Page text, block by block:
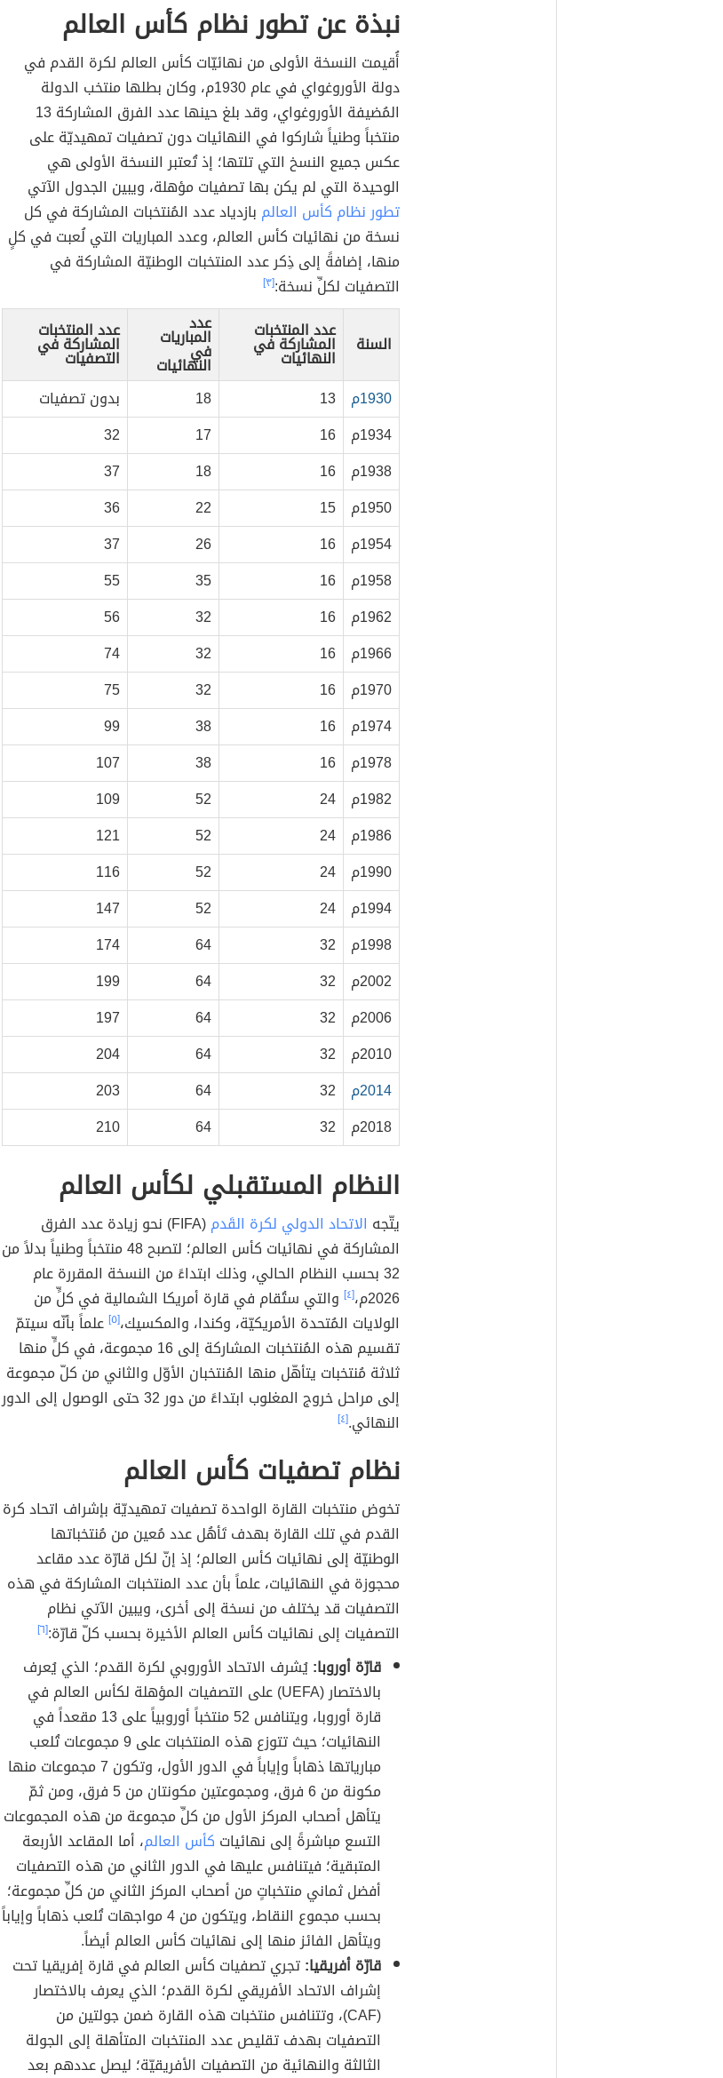
نبذة عن تطور نظام كأس العالم
أُقيمت النسخة الأولى من نهائيّات كأس العالم لكرة القدم في
دولة الأوروغواي في عام 1930م، وكان بطلها منتخب الدولة
المُضيفة الأوروغواي، وقد بلغ حينها عدد الفرق المشاركة 13
منتخباً وطنياً شاركوا في النهائيات دون تصفيات تمهيديّة على
عكس جميع النسخ التي تلتها؛ إذ تُعتبر النسخة الأولى هي
الوحيدة التي لم يكن بها تصفيات مؤهلة، ويبين الجدول الآتي
تطور نظام كأس العالم بازدياد عدد المُنتخبات المشاركة في كل
نسخة من نهائيات كأس العالم، وعدد المباريات التي لُعبت في كلٍ
منها، إضافةً إلى ذِكر عدد المنتخبات الوطنيّة المشاركة في
التصفيات لكلِّ نسخة:[٣]
السنة
عدد المنتخبات
المشاركة في
النهائيات
عدد
المباريات
في
النهائيات
عدد المنتخبات
المشاركة في
التصفيات
1930م
13
18
بدون تصفيات
1934م
16
17
32
1938م
16
18
37
1950م
15
22
36
1954م
16
26
37
1958م
16
35
55
1962م
16
32
56
1966م
16
32
74
1970م
16
32
75
1974م
16
38
99
1978م
16
38
107
1982م
24
52
109
1986م
24
52
121
1990م
24
52
116
1994م
24
52
147
1998م
32
64
174
2002م
32
64
199
2006م
32
64
197
2010م
32
64
204
2014م
32
64
203
2018م
32
64
210
النظام المستقبلي لكأس العالم
يتّجه الاتحاد الدولي لكرة القَدم
(FIFA) نحو زيادة عدد الفرق
المشاركة في نهائيات كأس العالم؛ لتصبح 48 منتخباً وطنياً بدلاً من
32 بحسب النظام الحالي، وذلك ابتداءً من النسخة المقررة عام
2026م،
[٤]
والتي ستُقام في قارة أمريكا الشمالية في كلٍّ من
الولايات المُتحدة الأمريكيّة، وكندا، والمكسيك،[٥]
علماً بأنّه سيتمّ
تقسيم هذه المُنتخبات المشاركة إلى 16 مجموعة، في كلٍّ منها
ثلاثة مُنتخبات يتأهّل منها المُنتخبان الأوّل والثاني من كلّ مجموعة
إلى مراحل خروج المغلوب ابتداءً من دور 32 حتى الوصول إلى الدور
النهائي.[٤]
نظام تصفيات كأس العالم
تخوض منتخبات القارة الواحدة تصفيات تمهيديّة بإشراف اتحاد كرة
القدم في تلك القارة بهدف تَأهُل عدد مُعين من مُنتخباتها
الوطنيّة إلى نهائيات كأس العالم؛ إذ إنّ لكل قارّة عدد مقاعد
محجوزة في النهائيات، علماً بأن عدد المنتخبات المشاركة في هذه
التصفيات قد يختلف من نسخة إلى أخرى، ويبين الآتي نظام
التصفيات إلى نهائيات كأس العالم الأخيرة بحسب كلّ قارّة:[٦]
قارّة أوروبا:يُشرف الاتحاد الأوروبي لكرة القدم؛ الذي يُعرف
بالاختصار (UEFA) على التصفيات المؤهلة لكأس العالم في
قارة أوروبا، ويتنافس 52 منتخباً أوروبياً على 13 مقعداً في
النهائيات؛ حيث تتوزع هذه المنتخبات على 9 مجموعات تُلعب
مبارياتها ذهاباً وإياباً في الدور الأول، وتكون 7 مجموعات منها
مكونة من 6 فرق، ومجموعتين مكونتان من 5 فرق، ومن ثمّ
يتأهل أصحاب المركز الأول من كلِّ مجموعة من هذه المجموعات
التسع مباشرةً إلى نهائيات كأس العالم، أما المقاعد الأربعة
المتبقية؛ فيتنافس عليها في الدور الثاني من هذه التصفيات
أفضل ثماني منتخباتٍ من أصحاب المركز الثاني من كلِّ مجموعة؛
بحسب مجموع النقاط، ويتكون من 4 مواجهات تُلعب ذهاباً وإياباً
ويتأهل الفائز منها إلى نهائيات كأس العالم أيضاً.
قارّة أفريقيا:تجري تصفيات كأس العالم في قارة إفريقيا تحت
إشراف الاتحاد الأفريقي لكرة القدم؛ الذي يعرف بالاختصار
(CAF)، وتتنافس منتخبات هذه القارة ضمن جولتين من
التصفيات بهدف تقليص عدد المنتخبات المتأهلة إلى الجولة
الثالثة والنهائية من التصفيات الأفريقيّة؛ ليصل عددهم بعد